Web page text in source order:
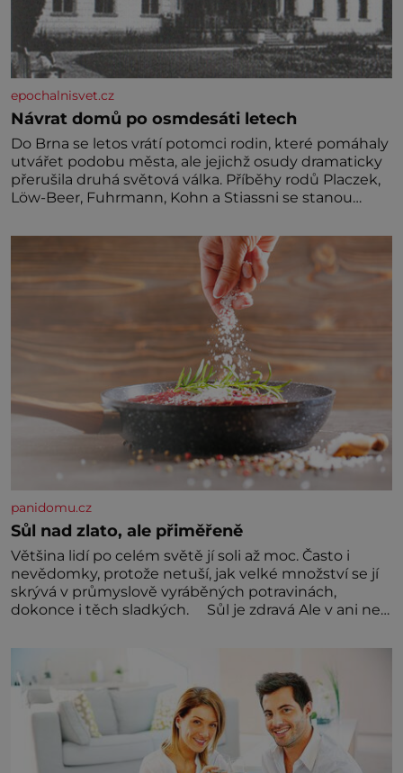
epochalnisvet.cz
Návrat domů po osmdesáti letech
Do Brna se letos vrátí potomci rodin, které pomáhaly
utvářet podobu města, ale jejichž osudy dramaticky
přerušila druhá světová válka. Příběhy rodů Placzek,
Löw-Beer, Fuhrmann, Kohn a Stiassni se stanou
židovské kultury ŠTETL FEST 2026. Některé návraty
nejsou jednoduché. Místa, která si člověk pamatuje z
rodinných vyprávění, už dávno
panidomu.cz
Sůl nad zlato, ale přiměřeně
Většina lidí po celém světě jí soli až moc. Často i
nevědomky, protože netuší, jak velké množství se jí
skrývá v průmyslově vyráběných potravinách,
dokonce i těch sladkých. Sůl je zdravá Ale v ani ne
běžné. Její základní složky– sodík a chlór – jsou